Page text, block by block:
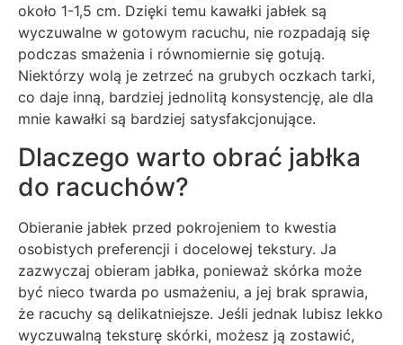
około 1-1,5 cm. Dzięki temu kawałki jabłek są
wyczuwalne w gotowym racuchu, nie rozpadają się
podczas smażenia i równomiernie się gotują.
Niektórzy wolą je zetrzeć na grubych oczkach tarki,
co daje inną, bardziej jednolitą konsystencję, ale dla
mnie kawałki są bardziej satysfakcjonujące.
Dlaczego warto obrać jabłka
do racuchów?
Obieranie jabłek przed pokrojeniem to kwestia
osobistych preferencji i docelowej tekstury. Ja
zazwyczaj obieram jabłka, ponieważ skórka może
być nieco twarda po usmażeniu, a jej brak sprawia,
że racuchy są delikatniejsze. Jeśli jednak lubisz lekko
wyczuwalną teksturę skórki, możesz ją zostawić,